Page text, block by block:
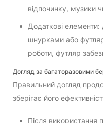
відпочинку, музики
Додаткові елементи:
шнурками або
роботи, футляр
Догляд за багаторазовими
Правильний догляд
зберігає його
Після використання